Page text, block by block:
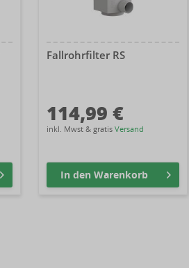
Fallrohrfilter RS
114,99 €
inkl. Mwst & gratis Versand
In den Warenkorb